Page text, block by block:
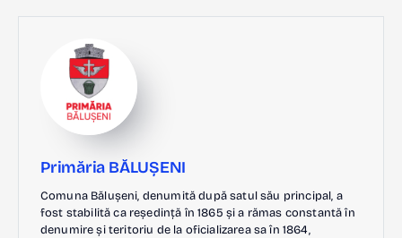
Primăria BĂLUȘENI
Comuna Bălușeni, denumită după satul său principal, a
fost stabilită ca reședință în 1865 și a rămas constantă în
denumire și teritoriu de la oficializarea sa în 1864,